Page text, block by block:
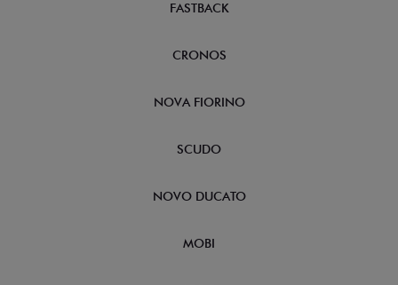
FASTBACK
CRONOS
NOVA FIORINO
SCUDO
NOVO DUCATO
MOBI